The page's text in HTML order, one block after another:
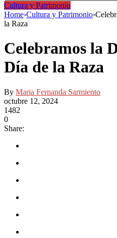
Cultura y Patrimonio
Home›Cultura y Patrimonio›
la Raza
Celebramos la
Día de la Raza
By Maria Fernanda Sarmiento
octubre 12, 2024
1482
0
Share: